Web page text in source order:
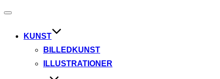
Slå
KUNST
BILLEDKUNST
ILLUSTRATIONER